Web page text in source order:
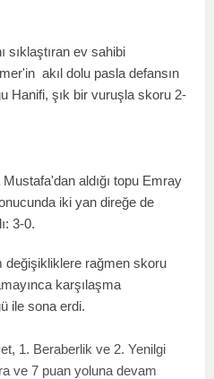
sıklaştıran ev sahibi
akıl dolu pasla defansın
Hanifi, şık bir vuruşla skoru 2-
aldığı topu Emray
iki yan direğe de
3-0.
değişikliklere rağmen skoru
karşılaşma
ile sona erdi.
1. Beraberlik ve 2. Yenilgi
ve 7 puan yoluna devam